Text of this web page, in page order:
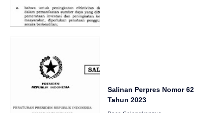
Salinan Perpres Nomor 62
Tahun 2023